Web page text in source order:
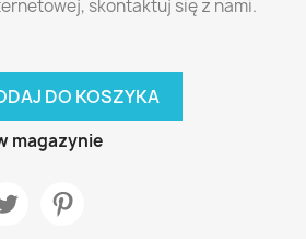
skontaktuj się z nami.
DO KOSZYKA
magazynie